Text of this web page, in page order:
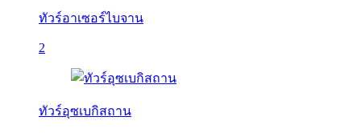
ทัวร์อาเซอร์ไบจาน
2
ทัวร์อุซเบกิสถาน